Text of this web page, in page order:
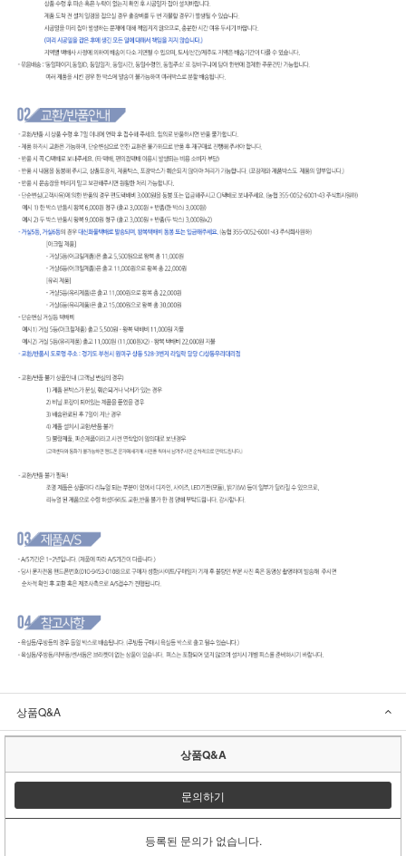
상품Q&A
상품Q&A
문의하기
등록된 문의가 없습니다.